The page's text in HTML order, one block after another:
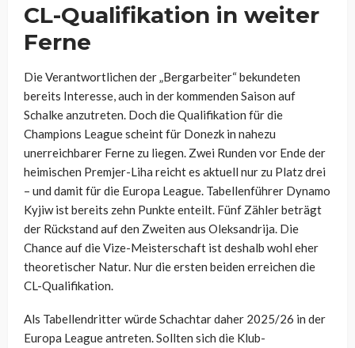
CL-Qualifikation in weiter
Ferne
Die Verantwortlichen der „Bergarbeiter“ bekundeten
bereits Interesse, auch in der kommenden Saison auf
Schalke anzutreten. Doch die Qualifikation für die
Champions League scheint für Donezk in nahezu
unerreichbarer Ferne zu liegen. Zwei Runden vor Ende der
heimischen Premjer-Liha reicht es aktuell nur zu Platz drei
– und damit für die Europa League. Tabellenführer Dynamo
Kyjiw ist bereits zehn Punkte enteilt. Fünf Zähler beträgt
der Rückstand auf den Zweiten aus Oleksandrija. Die
Chance auf die Vize-Meisterschaft ist deshalb wohl eher
theoretischer Natur. Nur die ersten beiden erreichen die
CL-Qualifikation.
Als Tabellendritter würde Schachtar daher 2025/26 in der
Europa League antreten. Sollten sich die Klub-